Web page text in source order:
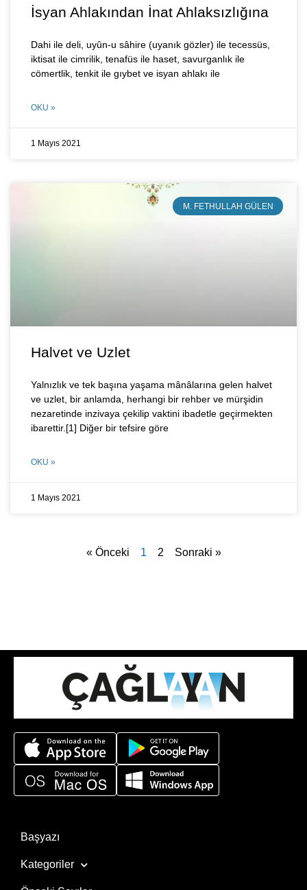
İsyan Ahlakından İnat Ahlaksızlığına
Dahi ile deli, uyûn-u sâhire (uyanık gözler) ile tecessüs,
iktisat ile cimrilik, tenafüs ile haset, savurganlık ile
cömertlik, tenkit ile gıybet ve isyan ahlakı ile
OKU »
1 Mayıs 2021
M. FETHULLAH GÜLEN
Halvet ve Uzlet
Yalnızlık ve tek başına yaşama mânâlarına gelen halvet
ve uzlet, bir anlamda, herhangi bir rehber ve mürşidin
nezaretinde inzivaya çekilip vaktini ibadetle geçirmekten
ibarettir.[1] Diğer bir tefsire göre
OKU »
1 Mayıs 2021
« Önceki 1 2 Sonraki »
Başyazı
Kategoriler